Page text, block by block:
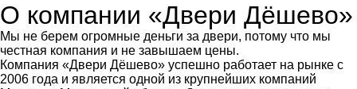
О компании «Двери Дёшево»
Мы не берем огромные деньги за двери, потому что мы
честная компания и не завышаем цены.
Компания «Двери Дёшево» успешно работает на рынке с
2006 года и является одной из крупнейших компаний